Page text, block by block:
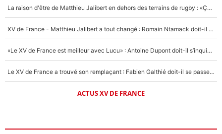
La raison d'être de Matthieu Jalibert en dehors des terrains de rugby : «Ça m'atteint autant que si tu touches à un membre de ma famille»
XV de France - Matthieu Jalibert a tout changé : Romain Ntamack doit-il s’inquiéter pour sa place à un an de la Coupe du monde ?
«Le XV de France est meilleur avec Lucu» : Antoine Dupont doit-il s’inquiéter pour sa place ?
Le XV de France a trouvé son remplaçant : Fabien Galthié doit-il se passer d'Antoine Dupont ?
ACTUS XV DE FRANCE